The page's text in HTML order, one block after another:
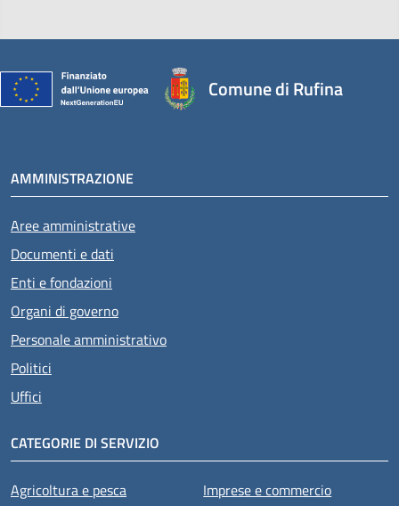
Comune di Rufina
AMMINISTRAZIONE
Aree amministrative
Documenti e dati
Enti e fondazioni
Organi di governo
Personale amministrativo
Politici
Uffici
CATEGORIE DI SERVIZIO
Agricoltura e pesca
Imprese e commercio